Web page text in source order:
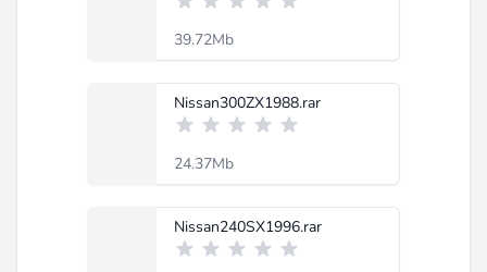
39.72Mb
Nissan300ZX1988.rar
24.37Mb
Nissan240SX1996.rar